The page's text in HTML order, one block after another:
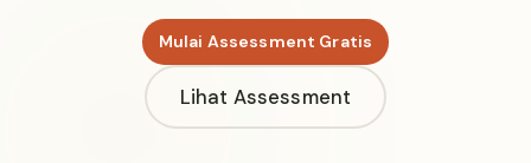
Mulai Assessment Gratis
Lihat Assessment